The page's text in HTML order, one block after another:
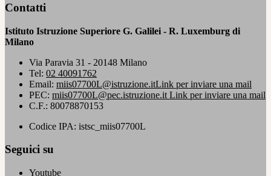
Contatti
Istituto Istruzione Superiore G. Galilei - R. Luxemburg di
Milano
Via Paravia 31 - 20148 Milano
Tel: 02 40091762
Email: miis07700L@istruzione.itLink per inviare una mail
PEC: miis07700L@pec.istruzione.it Link per inviare una mail
C.F.: 80078870153
Codice IPA: istsc_miis07700L
Seguici su
Youtube